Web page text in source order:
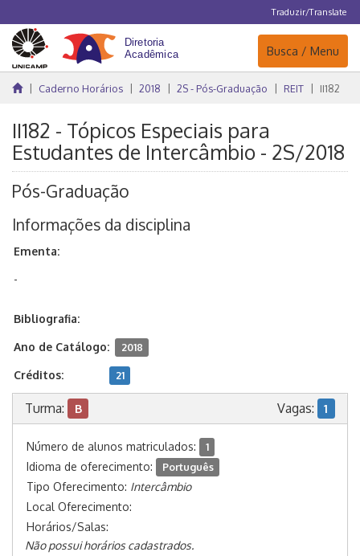
Traduzir/Translate
Navegação
Busca / Menu
Caderno Horários 2018 2S - Pós-Graduação REIT II182
II182 - Tópicos Especiais para
Estudantes de Intercâmbio - 2S/2018
Pós-Graduação
Informações da disciplina
Ementa:
-
Bibliografia:
Ano de Catálogo: 2018
Créditos: 21
Turma: B Vagas: 1
Número de alunos matriculados: 1
Idioma de oferecimento: Português
Tipo Oferecimento: Intercâmbio
Local Oferecimento:
Horários/Salas:
Não possui horários cadastrados.